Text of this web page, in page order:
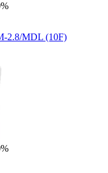
2.8/MDL (10F)